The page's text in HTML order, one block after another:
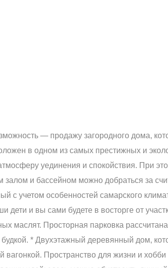
— продажу загородного дома,
в одном из самых престижных и
уединения и спокойствия. При
и бассейном можно добраться за
с учетом особенностей самарского
дети и вы сами будете в восторге от
маслят. Просторная парковка
* Двухэтажный деревянный дом,
вагонкой. Пространство для жизни и